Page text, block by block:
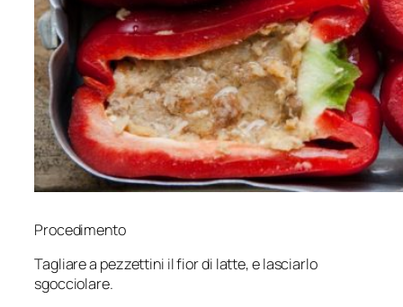
Procedimento
Tagliare a pezzettini il fior di latte, e lasciarlo
sgocciolare.